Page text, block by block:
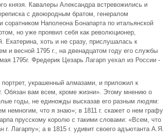
князя. Кавалеры Александра встревожились и
с двоюродным братом, генералом
Наполеона Бонапарта по итальянской
но уже проявил себя как революционер,
Екатерина, хоть и не сразу, прислушалась к
и весной 1795 г., на двенадцатом году его службы
1795г. Фредерик Цезарь Лагарп уехал из России -
украшенный алмазами, и приложил к
Обязан вам всем, кроме жизни». Этому мнению о
годы, не единожды высказав его разным людям:
немногим, что я знаю»; в 1811 г. скажет о нем графу
прусскому королю с такими словами: «Всем, что
Лагарпу»; а в 1815 г. удивит своего адъютанта А.Я.